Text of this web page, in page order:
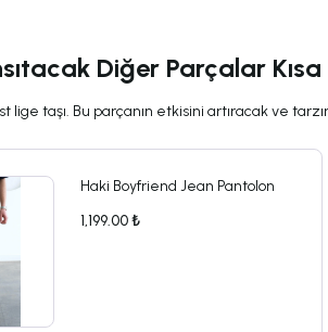
Diğer Parçalar
lige taşı. Bu parçanın etkisini artıracak ve
Haki Boyfriend Jean Pantolon
1,199.00 ₺